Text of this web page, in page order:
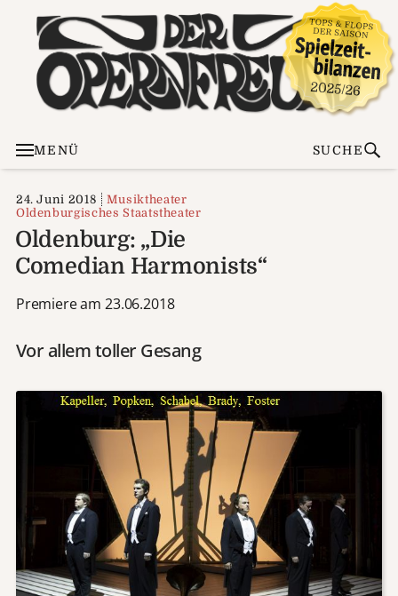
MENÜ SUCHE
24. Juni 2018
Musiktheater
Oldenburgisches Staatstheater
Oldenburg: „Die
Comedian Harmonists“
Premiere am 23.06.2018
Vor allem toller Gesang